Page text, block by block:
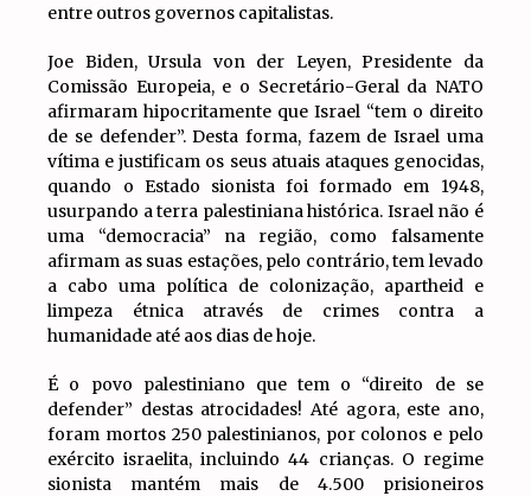
entre outros governos capitalistas.
Joe Biden, Ursula von der Leyen, Presidente da
Comissão Europeia, e o Secretário-Geral da NATO
afirmaram hipocritamente que Israel “tem o direito
de se defender”. Desta forma, fazem de Israel uma
vítima e justificam os seus atuais ataques genocidas,
quando o Estado sionista foi formado em 1948,
usurpando a terra palestiniana histórica. Israel não é
uma “democracia” na região, como falsamente
afirmam as suas estações, pelo contrário, tem levado
a cabo uma política de colonização, apartheid e
limpeza étnica através de crimes contra a
humanidade até aos dias de hoje.
É o povo palestiniano que tem o “direito de se
defender” destas atrocidades! Até agora, este ano,
foram mortos 250 palestinianos, por colonos e pelo
exército israelita, incluindo 44 crianças. O regime
sionista mantém mais de 4.500 prisioneiros